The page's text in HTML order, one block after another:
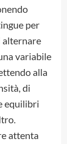
per
alternare
variabile
alla
di
equilibri
attenta